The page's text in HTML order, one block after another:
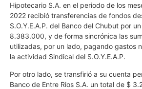
Hipotecario S.A. en el periodo de los
2022 recibió transferencias de fondos
S.O.Y.E.A.P. del Banco del Chubut por
8.383.000, y de forma sincrónica las
utilizadas, por un lado, pagando gastos
la actividad Sindical del S.O.Y.E.A.P.
Por otro lado, se transfirió a su cuenta
Banco de Entre Rios S.A. un total de $